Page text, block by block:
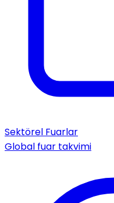
Sektörel Fuarlar
Global fuar takvimi